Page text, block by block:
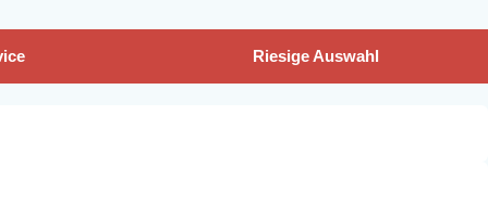
Riesige Auswahl